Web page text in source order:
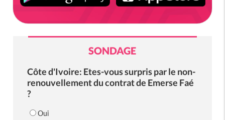
SONDAGE
Côte d'Ivoire: Etes-vous surpris par le non-
renouvellement du contrat de Emerse Faé
?
Oui